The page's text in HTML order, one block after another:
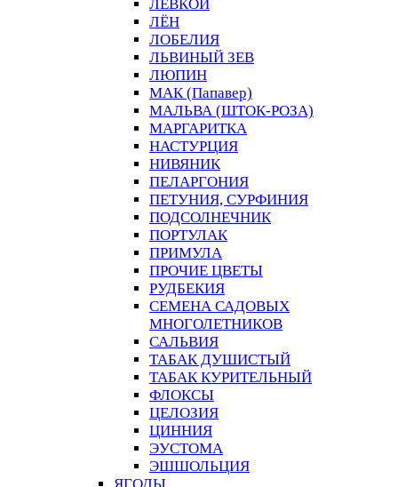
ЛЕВКОЙ
ЛЁН
ЛОБЕЛИЯ
ЛЬВИНЫЙ ЗЕВ
ЛЮПИН
МАК (Папавер)
МАЛЬВА (ШТОК-РОЗА)
МАРГАРИТКА
НАСТУРЦИЯ
НИВЯНИК
ПЕЛАРГОНИЯ
ПЕТУНИЯ, СУРФИНИЯ
ПОДСОЛНЕЧНИК
ПОРТУЛАК
ПРИМУЛА
ПРОЧИЕ ЦВЕТЫ
РУДБЕКИЯ
СЕМЕНА САДОВЫХ
МНОГОЛЕТНИКОВ
САЛЬВИЯ
ТАБАК ДУШИСТЫЙ
ТАБАК КУРИТЕЛЬНЫЙ
ФЛОКСЫ
ЦЕЛОЗИЯ
ЦИННИЯ
ЭУСТОМА
ЭШШОЛЬЦИЯ